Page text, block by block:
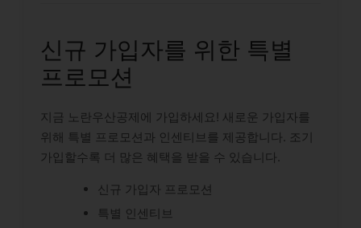
신규 가입자를 위한 특별
프로모션
지금 노란우산공제에 가입하세요! 새로운 가입자를
위해 특별 프로모션과 인센티브를 제공합니다. 조기
가입할수록 더 많은 혜택을 받을 수 있습니다.
신규 가입자 프로모션
특별 인센티브